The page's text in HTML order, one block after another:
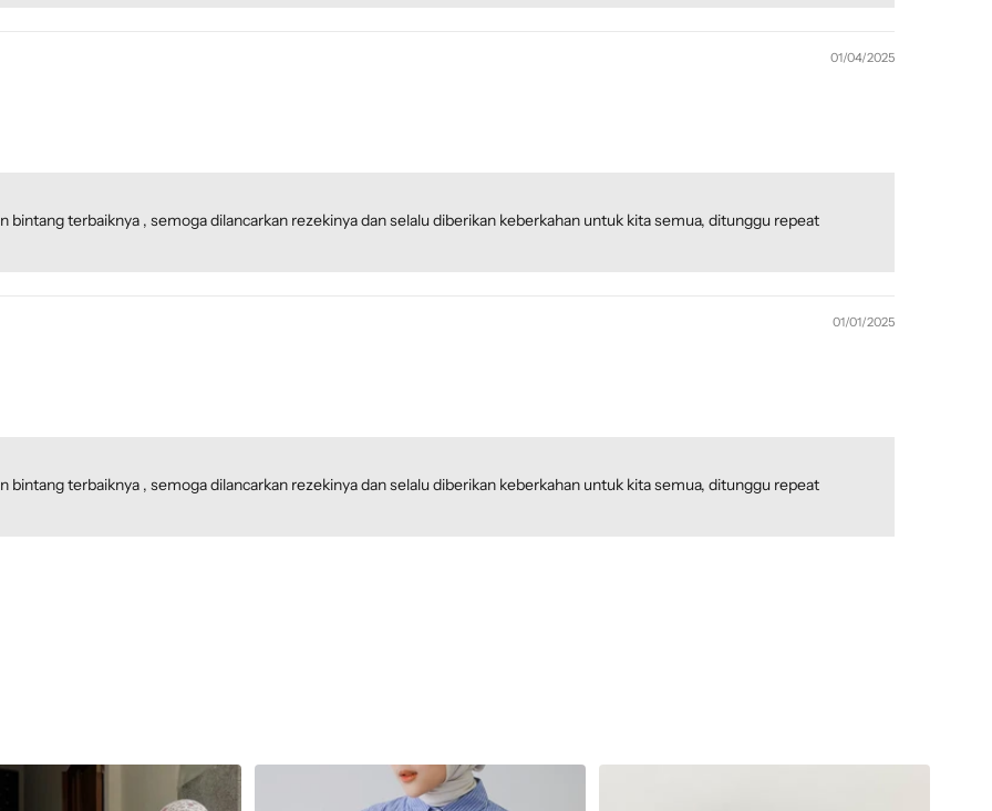
01/04/2025
terbaiknya , semoga dilancarkan rezekinya dan selalu diberikan keberkahan untuk kita semua, ditunggu repeat
01/01/2025
terbaiknya , semoga dilancarkan rezekinya dan selalu diberikan keberkahan untuk kita semua, ditunggu repeat